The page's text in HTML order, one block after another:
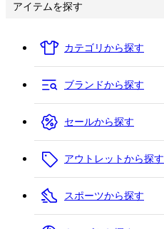
アイテムを探す
カテゴリから探す
ブランドから探す
セールから探す
アウトレットから探す
スポーツから探す